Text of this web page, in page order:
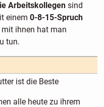
Arbeitskollegen sind
einem 0-8-15-Spruch
ihnen hat man
tun.
ist die Beste
alle heute zu ihrem